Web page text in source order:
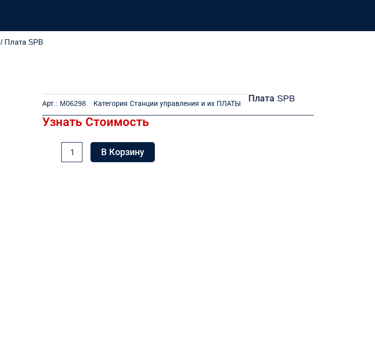
/ Плата SPB
Арт.: M06298 Категория Станции управления и их ПЛАТЫ
Плата SPB
Узнать Стоимость
В Корзину